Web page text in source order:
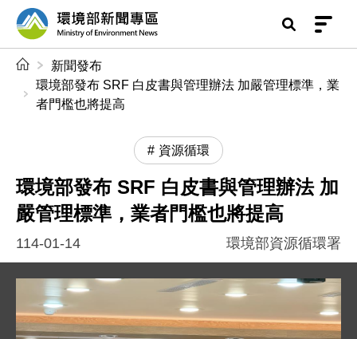
前往中央內容區塊
環境部新聞專區
新聞發布
環境部發布 SRF 白皮書與管理辦法 加嚴管理標準，業
者門檻也將提高
資源循環
環境部發布 SRF 白皮書與管理辦法 加
嚴管理標準，業者門檻也將提高
114-01-14 環境部資源循環署